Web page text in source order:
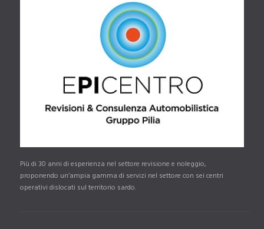
Più di 30 anni di esperienza nel settore revisione e noleggio,
proponendo un’ampia gamma di servizi nel settore con sei centri
operativi dislocati sul territorio sardo.